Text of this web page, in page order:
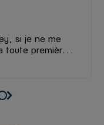
si je ne me
toute première
néophyte, je